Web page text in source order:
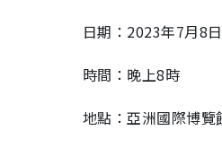
日期：2023年7月8
時間：晚上8時
地點：亞洲國際博